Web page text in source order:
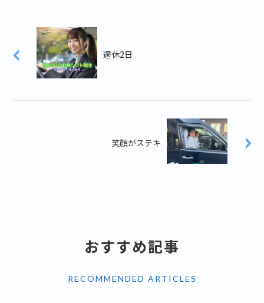
週休2日
笑顔がステキ
おすすめ記事
RECOMMENDED ARTICLES